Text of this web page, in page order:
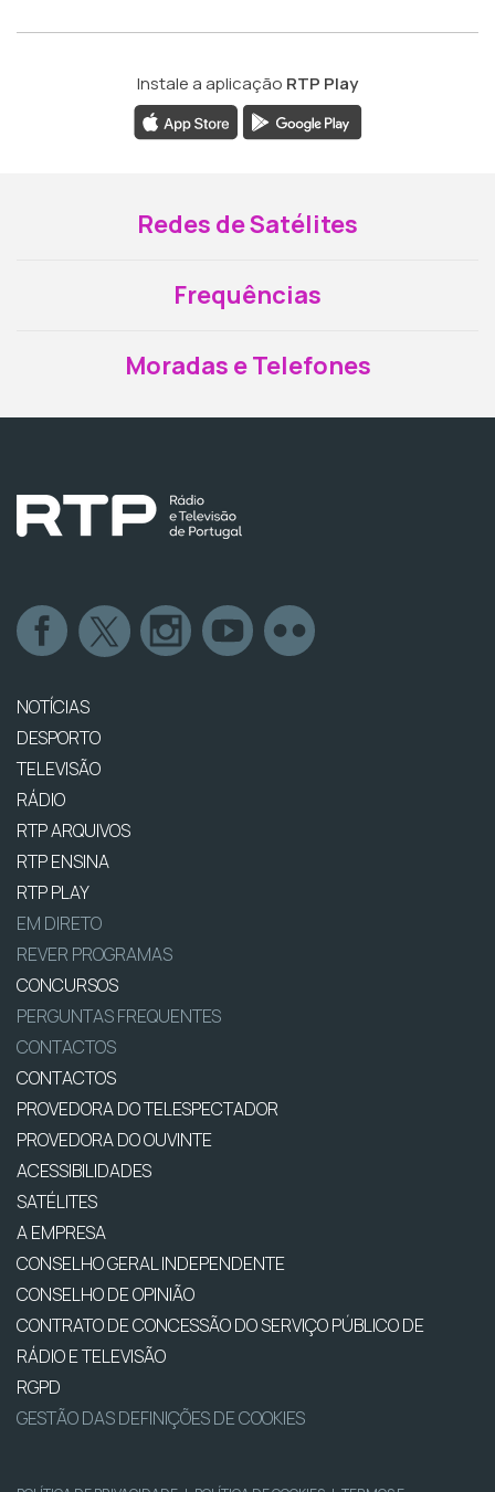
Instale a aplicação RTP Play
Redes de Satélites
Frequências
Moradas e Telefones
NOTÍCIAS
DESPORTO
TELEVISÃO
RÁDIO
RTP ARQUIVOS
RTP ENSINA
RTP PLAY
EM DIRETO
REVER PROGRAMAS
CONCURSOS
PERGUNTAS FREQUENTES
CONTACTOS
CONTACTOS
PROVEDORA DO TELESPECTADOR
PROVEDORA DO OUVINTE
ACESSIBILIDADES
SATÉLITES
A EMPRESA
CONSELHO GERAL INDEPENDENTE
CONSELHO DE OPINIÃO
CONTRATO DE CONCESSÃO DO SERVIÇO PÚBLICO DE
RÁDIO E TELEVISÃO
RGPD
GESTÃO DAS DEFINIÇÕES DE COOKIES